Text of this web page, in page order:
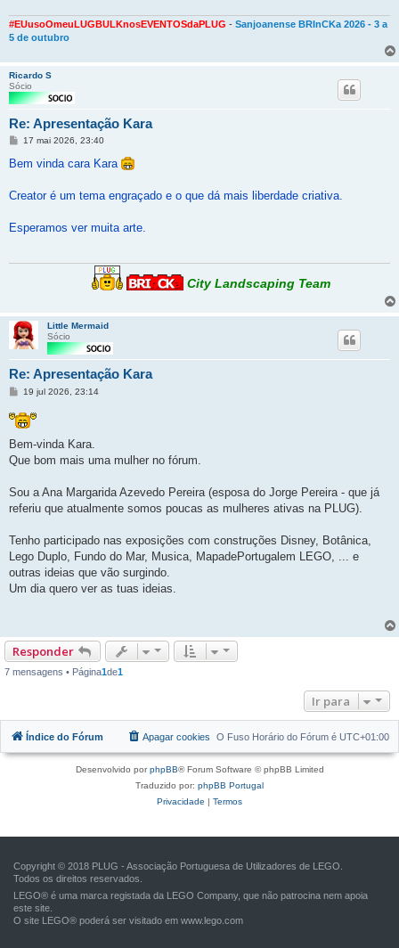
#EUusoOmeuLUGBULKnosEVENTOSdaPLUG - Sanjoanense BRInCKa 2026 - 3 a
5 de outubro
Ricardo S
Sócio
Re: Apresentação Kara
Mensagem
17 mai 2026, 23:40
Bem vinda cara Kara
Creator é um tema engraçado e o que dá mais liberdade criativa.
Esperamos ver muita arte.
City Landscaping Team
Little Mermaid
Sócio
Re: Apresentação Kara
Mensagem
19 jul 2026, 23:14
Bem-vinda Kara.
Que bom mais uma mulher no fórum.
Sou a Ana Margarida Azevedo Pereira (esposa do Jorge Pereira - que já
referiu que atualmente somos poucas as mulheres ativas na PLUG).
Tenho participado nas exposições com construções Disney, Botânica,
Lego Duplo, Fundo do Mar, Musica, MapadePortugalem LEGO, ... e
outras ideias que vão surgindo.
Um dia quero ver as tuas ideias.
Responder
7 mensagens • Página1de1
Ir para
Índice do Fórum O Fuso Horário do Fórum é UTC+01:00
Apagar cookies
Desenvolvido porphpBB® Forum Software © phpBB Limited
Traduzido por: phpBB Portugal
Privacidade | Termos
Copyright © 2018 PLUG - Associação Portuguesa de Utilizadores de LEGO.
Todos os direitos reservados.
LEGO® é uma marca registada da LEGO Company, que não patrocina nem apoia
este site.
O site LEGO® poderá ser visitado em www.lego.com